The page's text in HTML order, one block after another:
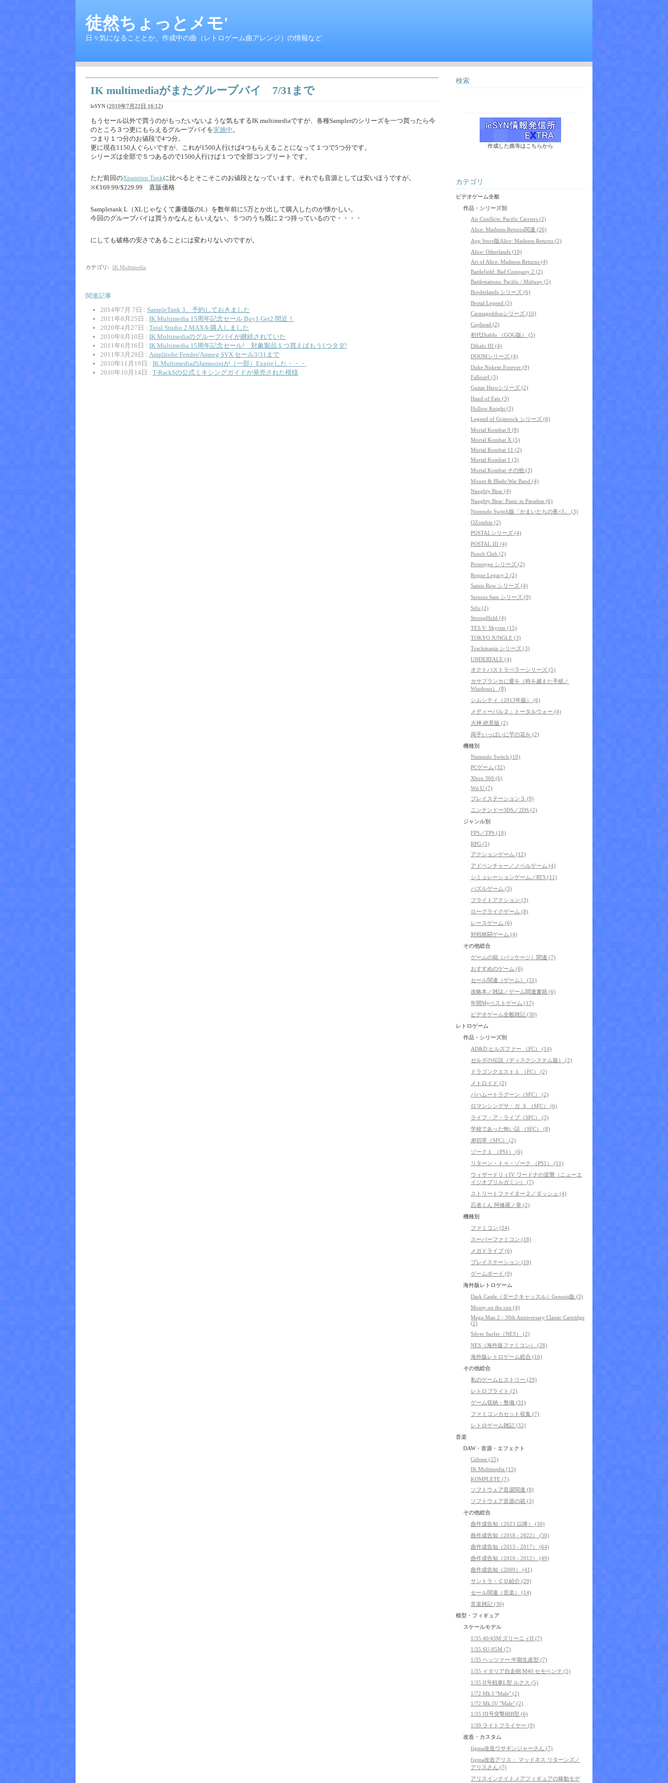
徒然ちょっとメモ'
日々気になることとか、作成中の曲（レトロゲーム曲アレンジ）の情報など
IK multimediaがまたグループバイ 7/31まで
leSYN (2010年7月22日 16:12)
もうセール以外で買うのがもったいないような気もするIK multimediaですが、各種Samplerのシリーズを一つ買ったら今
のところ３つ更にもらえるグループバイを実施中 。
つまり１つ分のお値段で4つ分。
更に現在1150人ぐらいですが、これが1500人行けば4つもらえることになって１つで5つ分です。
シリーズは全部で５つあるので1500人行けば１つで全部コンプリートです。
ただ前回のXpantion Tankに比べるとそこそこのお値段となっています。それでも音源としては安いほうですが。
※€169.99/$229.99 直販価格
Sampletank L（XLじゃなくて廉価版のL）を数年前に5万とか出して購入したのが懐かしい。
今回のグループバイは買うかなんともいえない。５つのうち既に２つ持っているので・・・・
にしても破格の安さであることには変わりないのですが。
カテゴリ : IK Multimedia
関連記事
2014年7月 7日 : SampleTank 3、予約しておきました
2011年8月25日 : IK Multimedia 15周年記念セール Buy1 Get2 間近！
2020年4月27日 : Total Studio 2 MAXを購入しました
2010年8月10日 : IK Multimediaのグループバイが継続されていた
2011年6月16日 : IK Multimedia 15周年記念セール! 対象製品１つ買えばもう1つタダ!
2011年3月29日 : Amplitube Fender/Ampeg SVX セール3/31まで
2010年11月19日 : IK MultimediaのJampointが（一部）Expireした・・・
2010年10月14日 : T-RackSの公式ミキシングガイドが発売された模様
検索
作成した曲等はこちらから
カテゴリ
ビデオゲーム全般
作品・シリーズ別
Air Conflicts: Pacific Carriers (2)
Alice: Madness Returns関連 (26)
App Store版Alice: Madness Returns (2)
Alice: Otherlands (10)
Art of Alice: Madness Returns (4)
Battlefield: Bad Company 2 (2)
Battlestations: Pacific / Midway (5)
Borderlands シリーズ (6)
Brutal Legend (5)
Carmageddonシリーズ (10)
Cuphead (2)
初代Diablo （GOG版） (5)
Dibalo III (4)
DOOMシリーズ (4)
Duke Nukem Forever (9)
Fallout4 (3)
Guitar Heroシリーズ (2)
Hand of Fate (3)
Hollow Knight (3)
Legend of Grimrock シリーズ (6)
Mortal Kombat 9 (8)
Mortal Kombat X (5)
Mortal Kombat 11 (2)
Mortal Kombat 1 (3)
Mortal Kombat その他 (3)
Mount & Blade:War Band (4)
Naughty Bear (4)
Naughty Bear: Panic in Paradise (6)
Nintendo Switch版「かまいたちの夜×3」 (3)
OZombie (2)
POSTALシリーズ (4)
POSTAL III (4)
Punch Club (2)
Prototype シリーズ (2)
Rogue Legacy 2 (2)
Saints Row シリーズ (4)
Serious Sam シリーズ (9)
Sifu (2)
StrongHold (4)
TES V: Skyrim (15)
TOKYO JUNGLE (3)
Trackmania シリーズ (3)
UNDERTALE (4)
オクトパストラベラーシリーズ (5)
カサブランカに愛を（時を越えた手紙／
Windows） (8)
シムシティ（2013年版） (6)
メディーバル２：トータルウォー (4)
大神 絶景版 (2)
両手いっぱいに芋の花を (2)
機種別
Nintendo Switch (10)
PCゲーム (32)
Xbox 360 (6)
Wii U (7)
プレイステーション３ (9)
ニンテンドー3DS／2DS (2)
ジャンル別
FPS／TPS (18)
RPG (5)
アクションゲーム (12)
アドベンチャー／ノベルゲーム (4)
シミュレーションゲーム／RTS (11)
パズルゲーム (3)
フライトアクション (3)
ローグライクゲーム (8)
レースゲーム (6)
対戦格闘ゲーム (4)
その他総合
ゲームの箱（パッケージ）関連 (7)
おすすめのゲーム (6)
セール関連（ゲーム） (51)
攻略本／雑誌／ゲーム関連書籍 (6)
年間Myベストゲーム (17)
ビデオゲーム全般雑記 (30)
レトロゲーム
作品・シリーズ別
AD&D ヒルズファー （FC） (14)
ゼルダの伝説（ディスクシステム版） (2)
ドラゴンクエスト１ （FC） (2)
メトロイド (2)
バハムートラグーン（SFC） (2)
ロマンシングサ・ガ ３ （SFC） (6)
ライブ・ア・ライブ（SFC） (3)
学校であった怖い話 （SFC） (8)
弟切草（SFC） (2)
ゾーク１ （PS1） (6)
リターン・トゥ・ゾーク （PS1） (11)
ウィザードリィIV ワードナの逆襲（ニューエ
イジオブリルガミン） (7)
ストリートファイター２／ダッシュ (4)
忍者くん 阿修羅ノ章 (2)
機種別
ファミコン (24)
スーパーファミコン (18)
メガドライブ (6)
プレイステーション (10)
ゲームボーイ (9)
海外版レトロゲーム
Dark Castle（ダークキャッスル）Genesis版 (3)
Monty on the run (4)
Mega Man 2 - 30th Anniversary Classic Cartridge
(2)
Silver Surfer（NES） (2)
NES（海外版ファミコン） (28)
海外版レトロゲーム総合 (16)
その他総合
私のゲームヒストリー (29)
レトロブライト (2)
ゲーム収納・整備 (31)
ファミコンカセット収集 (7)
レトロゲーム雑記 (32)
音楽
DAW・音源・エフェクト
Cubase (25)
IK Multimedia (15)
KOMPLETE (7)
ソフトウェア音源関連 (8)
ソフトウェア音源の箱 (3)
その他総合
曲作成告知（2023 以降） (30)
曲作成告知（2018 - 2022） (50)
曲作成告知（2013 - 2017） (64)
曲作成告知（2010 - 2012） (49)
曲作成告知（2009） (41)
サントラ・ＣＤ紹介 (29)
セール関連（音楽） (14)
音楽雑記 (30)
模型・フィギュア
スケールモデル
1/35 40/43M ズリーニィII (7)
1/35 SU-85M (7)
1/35 ヘッツァー 中期生産型 (7)
1/35 イタリア自走砲 M40 セモベンテ (5)
1/35 II号戦車L型 ルクス (5)
1/72 Mk.I "Male" (2)
1/72 Mk.IV "Male" (2)
1/35 III号突撃砲B型 (6)
1/39 ライトフライヤー (9)
改造・カスタム
figma改造ウサギンジャーさん (7)
figma改造アリス： マッドネス リターンズ／
アリスさん (7)
アリスインナイトメアフィギュアの稼動モデ